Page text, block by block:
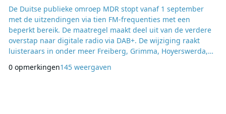
De Duitse publieke omroep MDR stopt vanaf 1 september
met de uitzendingen via tien FM-frequenties met een
beperkt bereik. De maatregel maakt deel uit van de verdere
overstap naar digitale radio via DAB+. De wijziging raakt
luisteraars in onder meer Freiberg, Grimma, Hoyerswerda,
van MDR blijven in deze gebieden beschikbaar via DAB+ en
0 opmerkingen145 weergaven